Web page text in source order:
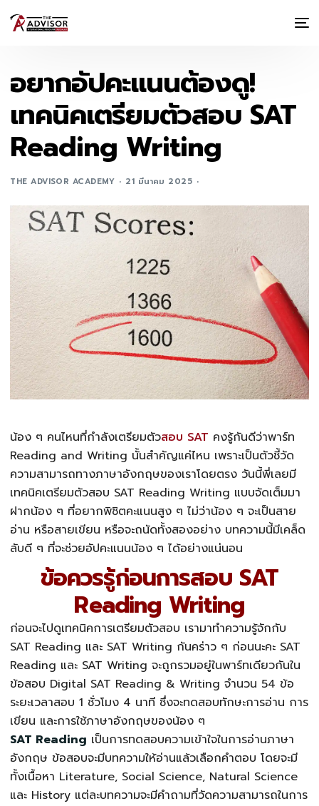
อยากอัปคะแนนต้องดู!
เทคนิคเตรียมตัวสอบ SAT
Reading Writing
THE ADVISOR ACADEMY 21 มีนาคม 2025
น้อง ๆ คนไหนที่กำลังเตรียมตัวสอบ SAT คงรู้กันดีว่าพาร์ท
Reading and Writing นั้นสำคัญแค่ไหน เพราะเป็นตัวชี้วัด
ความสามารถทางภาษาอังกฤษของเราโดยตรง วันนี้พี่เลยมี
เทคนิคเตรียมตัวสอบ SAT Reading Writing แบบจัดเต็มมา
ฝากน้อง ๆ ที่อยากพิชิตคะแนนสูง ๆ ไม่ว่าน้อง ๆ จะเป็นสาย
อ่าน หรือสายเขียน หรือจะถนัดทั้งสองอย่าง บทความนี้มีเคล็ด
ลับดี ๆ ที่จะช่วยอัปคะแนนน้อง ๆ ได้อย่างแน่นอน
ข้อควรรู้ก่อนการสอบ SAT
Reading Writing
ก่อนจะไปดูเทคนิคการเตรียมตัวสอบ เรามาทำความรู้จักกับ
SAT Reading และ SAT Writing กันคร่าว ๆ ก่อนนะคะ SAT
Reading และ SAT Writing จะถูกรวมอยู่ในพาร์ทเดียวกันใน
ข้อสอบ Digital SAT Reading & Writing จำนวน 54 ข้อ
ระยะเวลาสอบ 1 ชั่วโมง 4 นาที ซึ่งจะทดสอบทักษะการอ่าน การ
เขียน และการใช้ภาษาอังกฤษของน้อง ๆ
SAT Reading เป็นการทดสอบความเข้าใจในการอ่านภาษา
อังกฤษ ข้อสอบจะมีบทความให้อ่านแล้วเลือกคำตอบ โดยจะมี
ทั้งเนื้อหา Literature, Social Science, Natural Science
และ History แต่ละบทความจะมีคำถามที่วัดความสามารถในการ